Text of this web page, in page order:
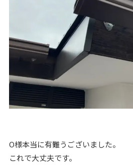
O様本当に有難うございました。
これで大丈夫です。